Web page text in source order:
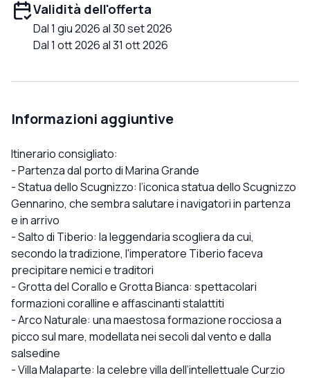
Validità dell'offerta
Dal 1 giu 2026 al 30 set 2026
Dal 1 ott 2026 al 31 ott 2026
Informazioni aggiuntive
Itinerario consigliato:
- Partenza dal porto di Marina Grande
- Statua dello Scugnizzo: l’iconica statua dello Scugnizzo
Gennarino, che sembra salutare i navigatori in partenza
e in arrivo
- Salto di Tiberio: la leggendaria scogliera da cui,
secondo la tradizione, l'imperatore Tiberio faceva
precipitare nemici e traditori
- Grotta del Corallo e Grotta Bianca: spettacolari
formazioni coralline e affascinanti stalattiti
- Arco Naturale: una maestosa formazione rocciosa a
picco sul mare, modellata nei secoli dal vento e dalla
salsedine
- Villa Malaparte: la celebre villa dell’intellettuale Curzio